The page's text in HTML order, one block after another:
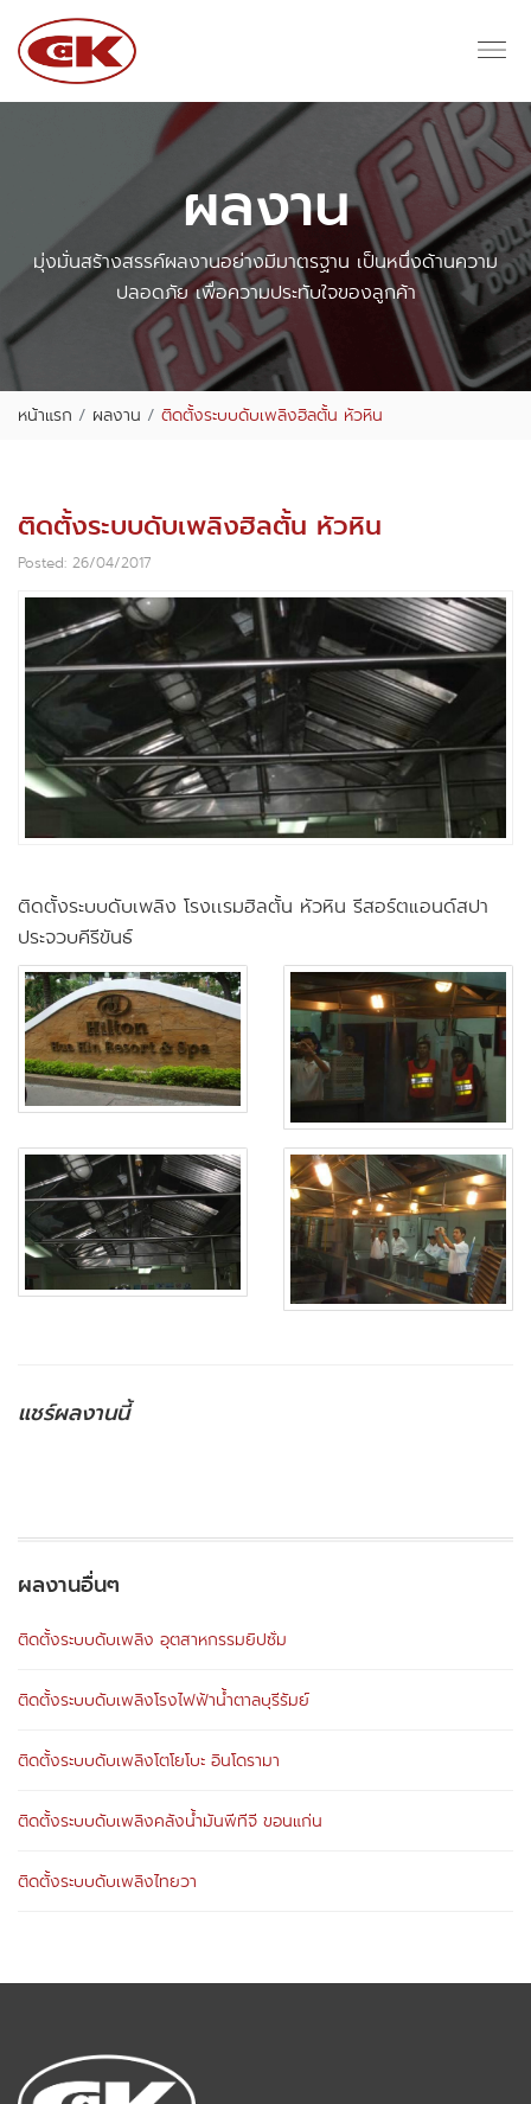
ผลงาน
มุ่งมั่นสร้างสรรค์ผลงานอย่างมีมาตรฐาน เป็นหนึ่งด้านความ
ปลอดภัย เพื่อความประทับใจของลูกค้า
หน้าแรก ผลงาน ติดตั้งระบบดับเพลิงฮิลตั้น หัวหิน
ติดตั้งระบบดับเพลิงฮิลตั้น หัวหิน
Posted: 26/04/2017
ติดตั้งระบบดับเพลิง โรงเเรมฮิลตั้น หัวหิน รีสอร์ตแอนด์สปา
ประจวบคีรีขันธ์
แชร์ผลงานนี้
ผลงานอื่นๆ
ติดตั้งระบบดับเพลิง อุตสาหกรรมยิปซั่ม
ติดตั้งระบบดับเพลิงโรงไฟฟ้าน้ำตาลบุรีรัมย์
ติดตั้งระบบดับเพลิงโตโยโบะ อินโดรามา
ติดตั้งระบบดับเพลิงคลังน้ำมันพีทีจี ขอนแก่น
ติดตั้งระบบดับเพลิงไทยวา